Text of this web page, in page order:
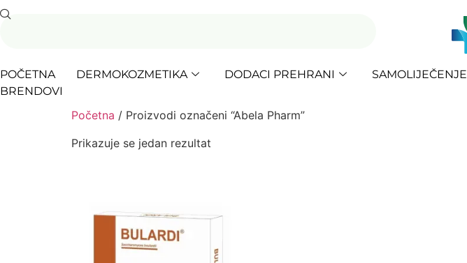
POČETNA DERMOKOZMETIKA DODACI PREHRANI SAMOLIJEČENJE
BRENDOVI
Početna / Proizvodi označeni “Abela Pharm”
Prikazuje se jedan rezultat